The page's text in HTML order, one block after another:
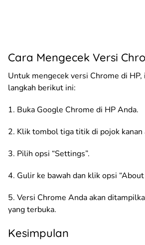
Cara Mengecek Versi
Untuk mengecek versi Chrome di
langkah berikut ini:
1. Buka Google Chrome di HP Anda.
2. Klik tombol tiga titik di pojok kanan
3. Pilih opsi “Settings”.
4. Gulir ke bawah dan klik opsi “About
5. Versi Chrome Anda akan
yang terbuka.
Kesimpulan